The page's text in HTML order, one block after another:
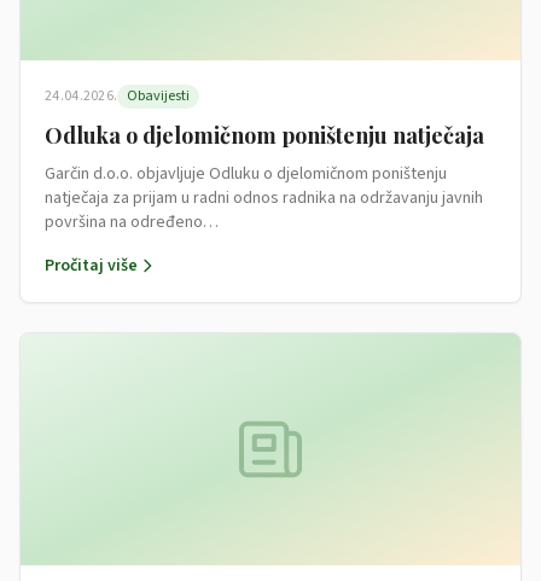
24.04.2026. Obavijesti
Odluka o djelomičnom poništenju natječaja
Garčin d.o.o. objavljuje Odluku o djelomičnom poništenju
natječaja za prijam u radni odnos radnika na održavanju javnih
površina na određeno…
Pročitaj više